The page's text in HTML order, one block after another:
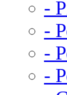
-
-
-
-